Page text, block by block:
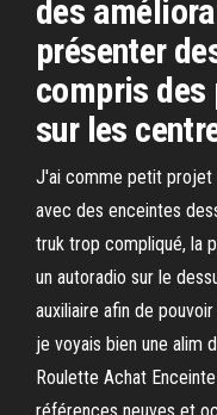
des
présenter
compris des
sur les
J'ai comme petit projet
avec des enceintes
truk trop compliqué, la
un autoradio sur le
auxiliaire afin de
je voyais bien une alim
Roulette Achat